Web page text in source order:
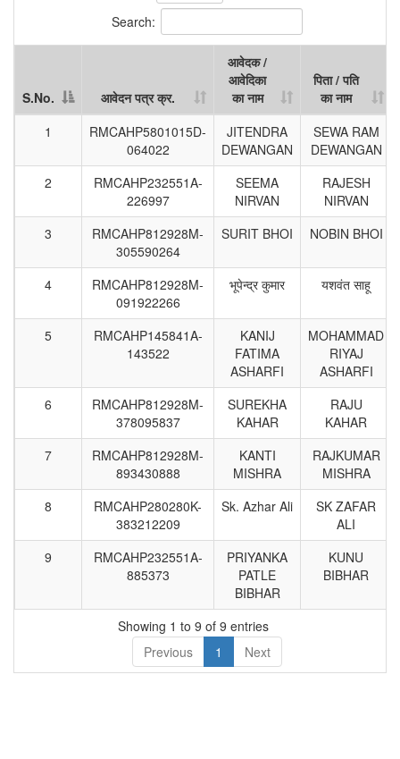
Search:
S.No. आवेदन पत्र क्र.
आवेदक /
आवेदिका
का नाम
पिता / पति
का नाम
S.No. आवेदन पत्र क्र.
आवेदक /
आवेदिका
का नाम
पिता / पति
का नाम
1
RMCAHP5801015D-
064022
JITENDRA
DEWANGAN
SEWA RAM
DEWANGAN
2
RMCAHP232551A-
226997
SEEMA
NIRVAN
RAJESH
NIRVAN
3
RMCAHP812928M-
305590264
SURIT BHOI NOBIN BHOI
4
RMCAHP812928M-
091922266
भूपेन्द्र कुमार यशवंत साहू
5
RMCAHP145841A-
143522
KANIJ
FATIMA
ASHARFI
MOHAMMAD
RIYAJ
ASHARFI
6
RMCAHP812928M-
378095837
SUREKHA
KAHAR
RAJU
KAHAR
7
RMCAHP812928M-
893430888
KANTI
MISHRA
RAJKUMAR
MISHRA
8
RMCAHP280280K-
383212209
Sk. Azhar Ali
SK ZAFAR
ALI
9
RMCAHP232551A-
885373
PRIYANKA
PATLE
BIBHAR
KUNU
BIBHAR
Showing 1 to 9 of 9 entries
Previous
1 Next